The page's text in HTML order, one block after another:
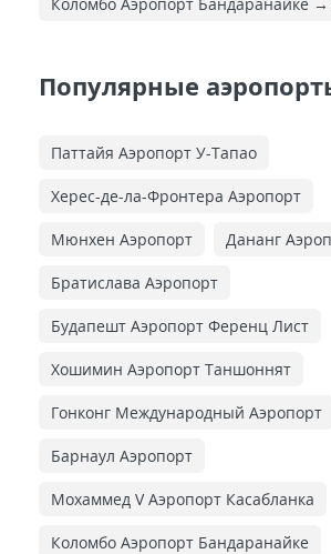
Популярные
Паттайя Аэропорт У-Тапао
Херес-де-ла-Фронтера Аэропорт
Мюнхен Аэропорт Дананг
Братислава Аэропорт
Будапешт Аэропорт Ференц Лист
Хошимин Аэропорт Таншоннят
Гонконг Международный Аэропорт
Барнаул Аэропорт
Мохаммед V Аэропорт Касабланка
Коломбо Аэропорт Бандаранайке